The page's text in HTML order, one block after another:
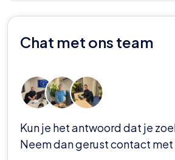
wedstrijd genieten.
tickets aan voor het uitvak. Het
Chat met ons team
Kun je het antwoord dat je
Neem dan gerust contact met